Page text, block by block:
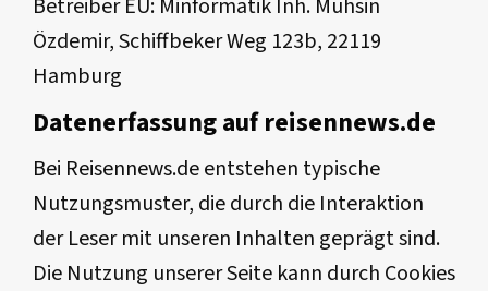
Betreiber EU: Minformatik Inh. Muhsin
Özdemir, Schiffbeker Weg 123b, 22119
Hamburg
Datenerfassung auf reisennews.de
Bei Reisennews.de entstehen typische
Nutzungsmuster, die durch die Interaktion
der Leser mit unseren Inhalten geprägt sind.
Die Nutzung unserer Seite kann durch Cookies